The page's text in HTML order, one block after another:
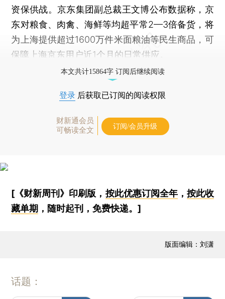
资保供战。京东集团副总裁王文博公布数据称，京
东对粮食、肉禽、海鲜等均超平常2—3倍备货，将
为上海提供超过1600万件米面粮油等民生商品，可
保障上海京东用户近1个月的日常供应。
本文共计15864字 订阅后继续阅读
登录 后获取已订阅的阅读权限
财新通会员
可畅读全文
订阅/会员升级
[《财新周刊》印刷版， 按此优惠订阅全年， 按此收
藏单期 ，随时起刊，免费快递。]
版面编辑：刘潇
话题：